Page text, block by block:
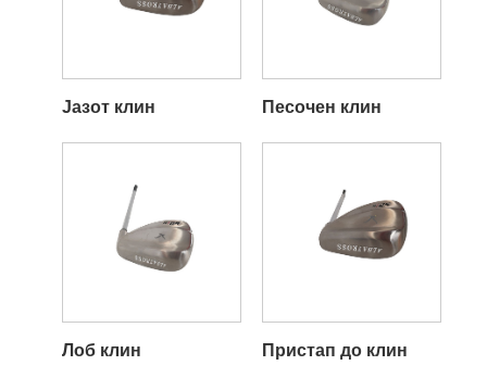
Јазот клин Песочен клин
Лоб клин Пристап до клин